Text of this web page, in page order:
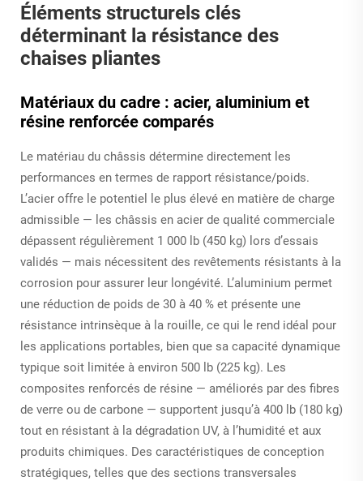
Éléments structurels clés
déterminant la résistance des
chaises pliantes
Matériaux du cadre : acier, aluminium et
résine renforcée comparés
Le matériau du châssis détermine directement les
performances en termes de rapport résistance/poids.
L’acier offre le potentiel le plus élevé en matière de charge
admissible — les châssis en acier de qualité commerciale
dépassent régulièrement 1 000 lb (450 kg) lors d’essais
validés — mais nécessitent des revêtements résistants à la
corrosion pour assurer leur longévité. L’aluminium permet
une réduction de poids de 30 à 40 % et présente une
résistance intrinsèque à la rouille, ce qui le rend idéal pour
les applications portables, bien que sa capacité dynamique
typique soit limitée à environ 500 lb (225 kg). Les
composites renforcés de résine — améliorés par des fibres
de verre ou de carbone — supportent jusqu’à 400 lb (180 kg)
tout en résistant à la dégradation UV, à l’humidité et aux
produits chimiques. Des caractéristiques de conception
stratégiques, telles que des sections transversales